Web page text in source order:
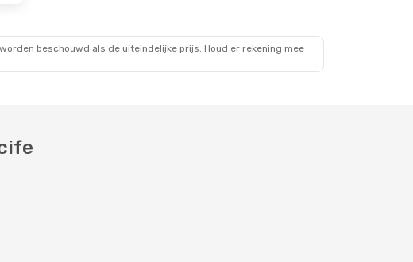
beschouwd als de uiteindelijke prijs. Houd er rekening mee